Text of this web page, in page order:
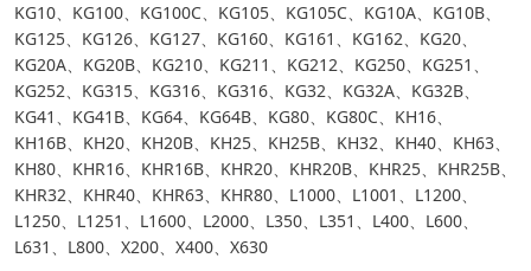
KG10、KG100、KG100C、KG105、KG105C、KG10A、KG10B、
KG125、KG126、KG127、KG160、KG161、KG162、KG20、
KG20A、KG20B、KG210、KG211、KG212、KG250、KG251、
KG252、KG315、KG316、KG316、KG32、KG32A、KG32B、
KG41、KG41B、KG64、KG64B、KG80、KG80C、KH16、
KH16B、KH20、KH20B、KH25、KH25B、KH32、KH40、KH63、
KH80、KHR16、KHR16B、KHR20、KHR20B、KHR25、KHR25B、
KHR32、KHR40、KHR63、KHR80、L1000、L1001、L1200、
L1250、L1251、L1600、L2000、L350、L351、L400、L600、
L631、L800、X200、X400、X630